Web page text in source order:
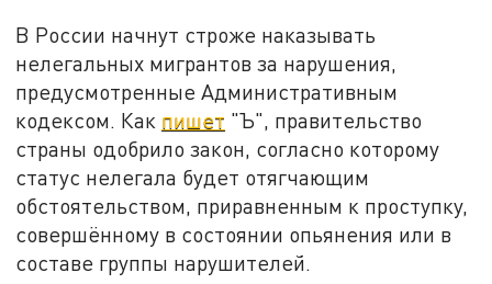
В России начнут строже наказывать
нелегальных мигрантов за нарушения,
предусмотренные Административным
кодексом. Как пишет "Ъ", правительство
страны одобрило закон, согласно которому
статус нелегала будет отягчающим
обстоятельством, приравненным к проступку,
совершённому в состоянии опьянения или в
составе группы нарушителей.